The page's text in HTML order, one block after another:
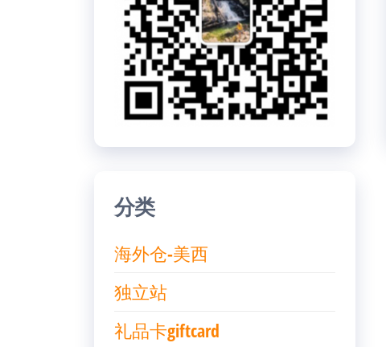
分类
海外仓-美西
独立站
礼品卡giftcard